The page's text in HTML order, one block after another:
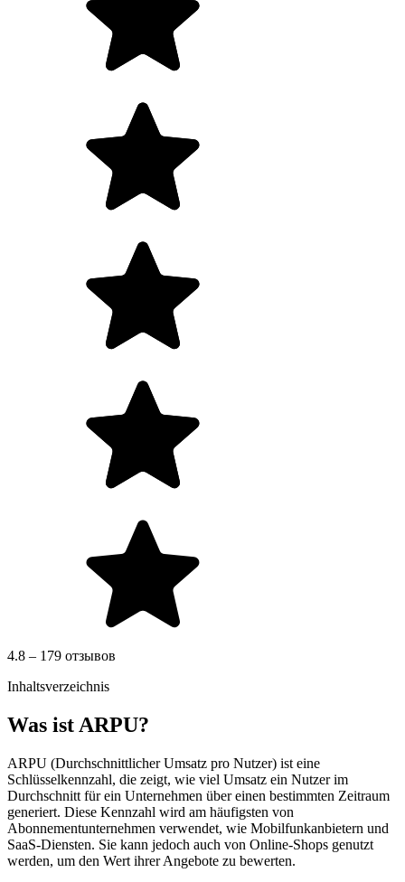
4.8 – 179 отзывов
Inhaltsverzeichnis
Was ist ARPU?
ARPU (Durchschnittlicher Umsatz pro Nutzer) ist eine
Schlüsselkennzahl, die zeigt, wie viel Umsatz ein Nutzer im
Durchschnitt für ein Unternehmen über einen bestimmten Zeitraum
generiert. Diese Kennzahl wird am häufigsten von
Abonnementunternehmen verwendet, wie Mobilfunkanbietern und
SaaS-Diensten. Sie kann jedoch auch von Online-Shops genutzt
werden, um den Wert ihrer Angebote zu bewerten.